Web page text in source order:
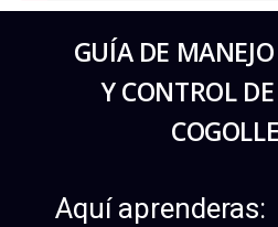
GUÍA DE
Y CONTROL
Aquí aprenderas: